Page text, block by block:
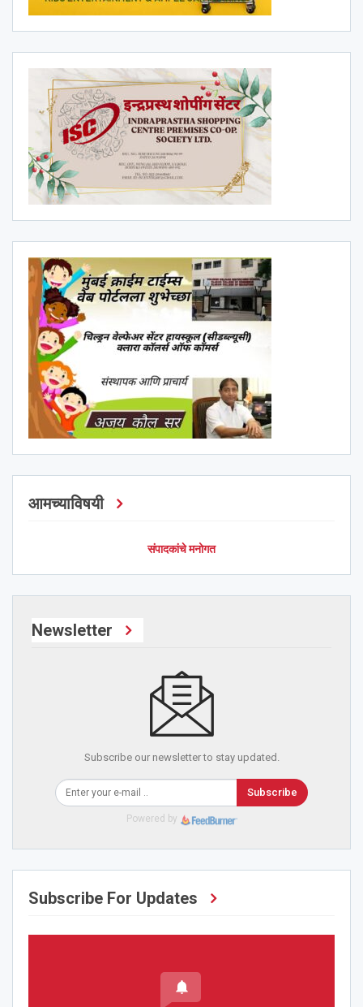
आमच्याविषयी
संपादकांचे मनोगत
Newsletter
Subscribe our newsletter to stay updated.
Subscribe
Powered by
Subscribe For Updates